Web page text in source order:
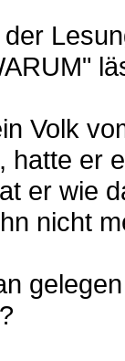
Volk
hatte er
er wie
nicht